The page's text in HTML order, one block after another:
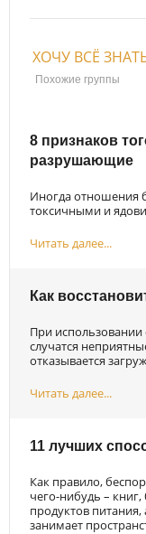
ХОЧУ ВСЁ
Похожие группы
8 признаков
разрушающие
Иногда отношения
токсичными и
Читать далее...
Как
При
случатся
отказывается
Читать далее...
11 лучших
Как правило,
чего-нибудь –
продуктов питания,
занимает